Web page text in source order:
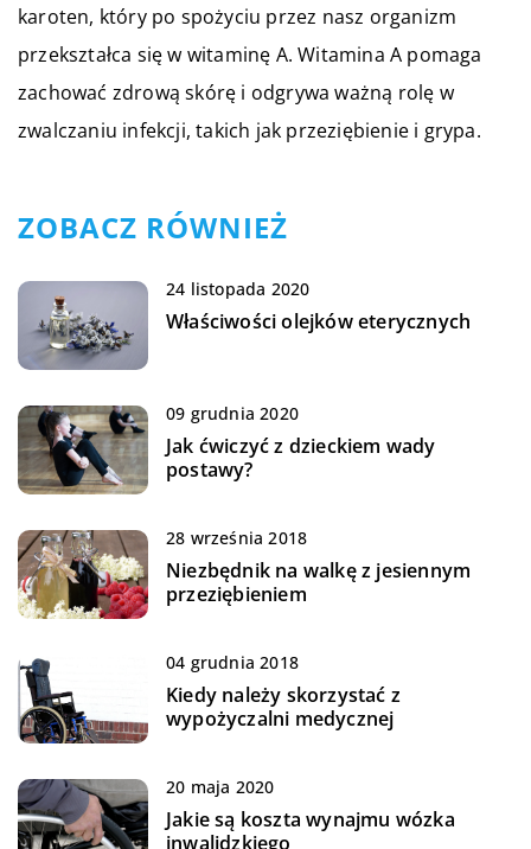
karoten, który po spożyciu przez nasz organizm
przekształca się w witaminę A. Witamina A pomaga
zachować zdrową skórę i odgrywa ważną rolę w
zwalczaniu infekcji, takich jak przeziębienie i grypa.
ZOBACZ RÓWNIEŻ
24 listopada 2020
Właściwości olejków eterycznych
09 grudnia 2020
Jak ćwiczyć z dzieckiem wady
postawy?
28 września 2018
Niezbędnik na walkę z jesiennym
przeziębieniem
04 grudnia 2018
Kiedy należy skorzystać z
wypożyczalni medycznej
20 maja 2020
Jakie są koszta wynajmu wózka
inwalidzkiego